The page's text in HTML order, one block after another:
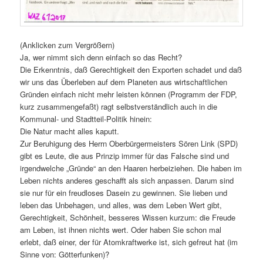
(Anklicken zum Vergrößern)
Ja, wer nimmt sich denn einfach so das Recht?
Die Erkenntnis, daß Gerechtigkeit den Exporten schadet und daß
wir uns das Überleben auf dem Planeten aus wirtschaftlichen
Gründen einfach nicht mehr leisten können (Programm der FDP,
kurz zusammengefaßt) ragt selbstverständlich auch in die
Kommunal- und Stadtteil-Politik hinein:
Die Natur macht alles kaputt.
Zur Beruhigung des Herrn Oberbürgermeisters Sören Link (SPD)
gibt es Leute, die aus Prinzip immer für das Falsche sind und
irgendwelche „Gründe“ an den Haaren herbeiziehen. Die haben im
Leben nichts anderes geschafft als sich anpassen. Darum sind
sie nur für ein freudloses Dasein zu gewinnen. Sie lieben und
leben das Unbehagen, und alles, was dem Leben Wert gibt,
Gerechtigkeit, Schönheit, besseres Wissen kurzum: die Freude
am Leben, ist ihnen nichts wert. Oder haben Sie schon mal
erlebt, daß einer, der für Atomkraftwerke ist, sich gefreut hat (im
Sinne von: Götterfunken)?